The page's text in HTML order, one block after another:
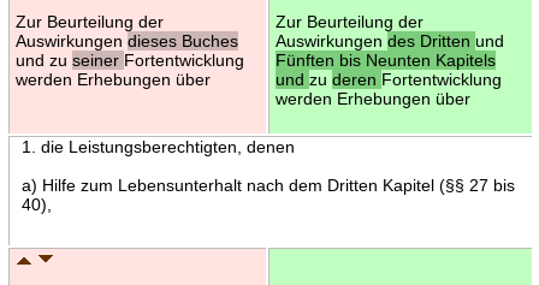
Zur Beurteilung der
Auswirkungen dieses Buches
und zu seiner Fortentwicklung
werden Erhebungen über
Zur Beurteilung der
Auswirkungen des Dritten und
Fünften bis Neunten Kapitels
und zu deren Fortentwicklung
werden Erhebungen über
1. die Leistungsberechtigten, denen
a) Hilfe zum Lebensunterhalt nach dem Dritten Kapitel (§§ 27 bis
40),